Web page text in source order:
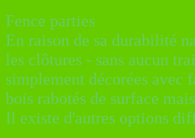
Fence parties
En raison de sa durabilité
les clôtures - sans aucun
simplement décorées avec
bois rabotés de surface
Il existe d'autres options